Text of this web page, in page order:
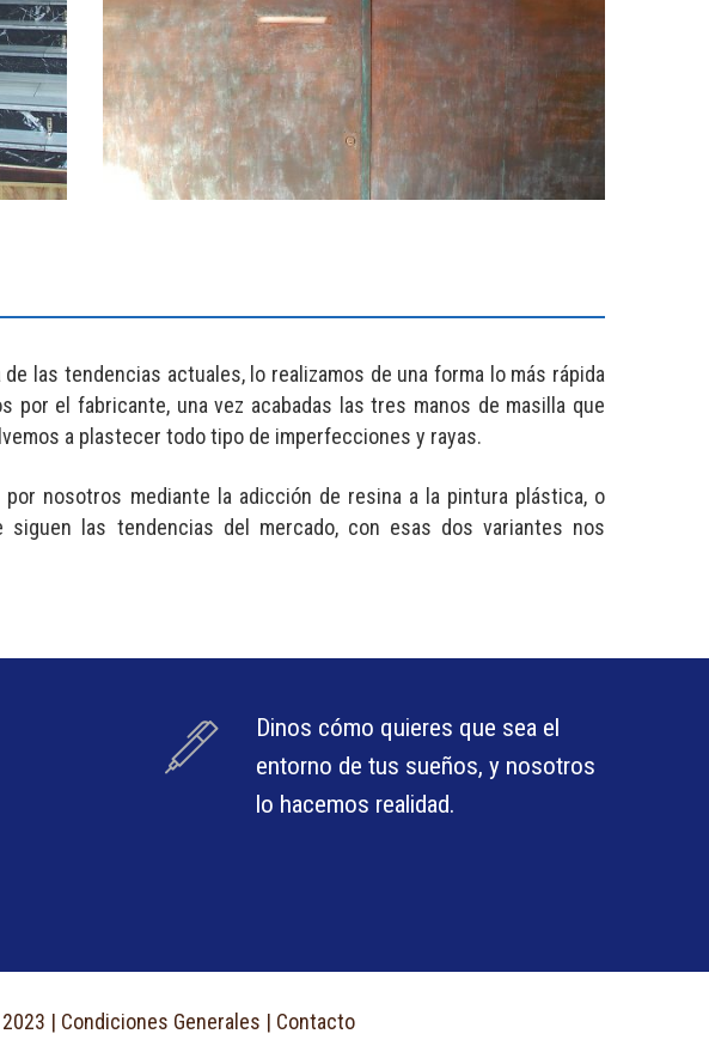
las tendencias actuales, lo realizamos de una forma lo más rápida
por el fabricante, una vez acabadas las tres manos de masilla que
a plastecer todo tipo de imperfecciones y rayas.
nosotros mediante la adicción de resina a la pintura plástica, o
siguen las tendencias del mercado, con esas dos variantes nos
Dinos cómo quieres que sea el
entorno de tus sueños, y nosotros
lo hacemos realidad.
| Condiciones Generales | Contacto